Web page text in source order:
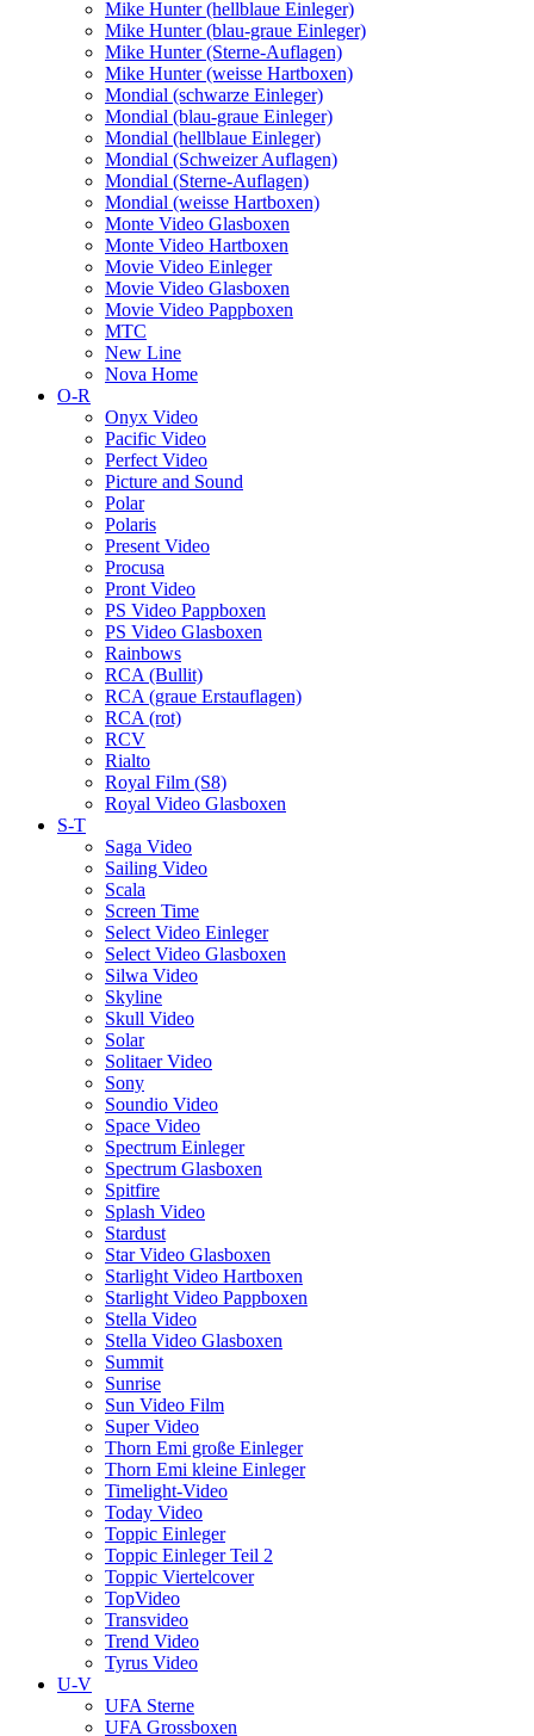
Mike Hunter (hellblaue Einleger)
Mike Hunter (blau-graue Einleger)
Mike Hunter (Sterne-Auflagen)
Mike Hunter (weisse Hartboxen)
Mondial (schwarze Einleger)
Mondial (blau-graue Einleger)
Mondial (hellblaue Einleger)
Mondial (Schweizer Auflagen)
Mondial (Sterne-Auflagen)
Mondial (weisse Hartboxen)
Monte Video Glasboxen
Monte Video Hartboxen
Movie Video Einleger
Movie Video Glasboxen
Movie Video Pappboxen
MTC
New Line
Nova Home
O-R
Onyx Video
Pacific Video
Perfect Video
Picture and Sound
Polar
Polaris
Present Video
Procusa
Pront Video
PS Video Pappboxen
PS Video Glasboxen
Rainbows
RCA (Bullit)
RCA (graue Erstauflagen)
RCA (rot)
RCV
Rialto
Royal Film (S8)
Royal Video Glasboxen
S-T
Saga Video
Sailing Video
Scala
Screen Time
Select Video Einleger
Select Video Glasboxen
Silwa Video
Skyline
Skull Video
Solar
Solitaer Video
Sony
Soundio Video
Space Video
Spectrum Einleger
Spectrum Glasboxen
Spitfire
Splash Video
Stardust
Star Video Glasboxen
Starlight Video Hartboxen
Starlight Video Pappboxen
Stella Video
Stella Video Glasboxen
Summit
Sunrise
Sun Video Film
Super Video
Thorn Emi große Einleger
Thorn Emi kleine Einleger
Timelight-Video
Today Video
Toppic Einleger
Toppic Einleger Teil 2
Toppic Viertelcover
TopVideo
Transvideo
Trend Video
Tyrus Video
U-V
UFA Sterne
UFA Grossboxen